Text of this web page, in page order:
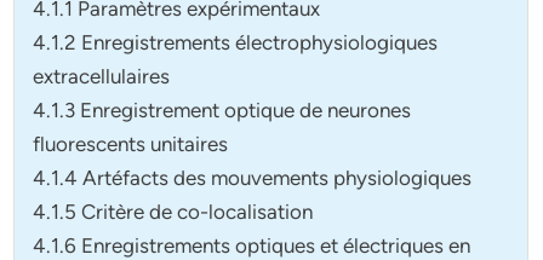
4.1.1 Paramètres expérimentaux
4.1.2 Enregistrements électrophysiologiques
extracellulaires
4.1.3 Enregistrement optique de neurones
fluorescents unitaires
4.1.4 Artéfacts des mouvements physiologiques
4.1.5 Critère de co-localisation
4.1.6 Enregistrements optiques et électriques en